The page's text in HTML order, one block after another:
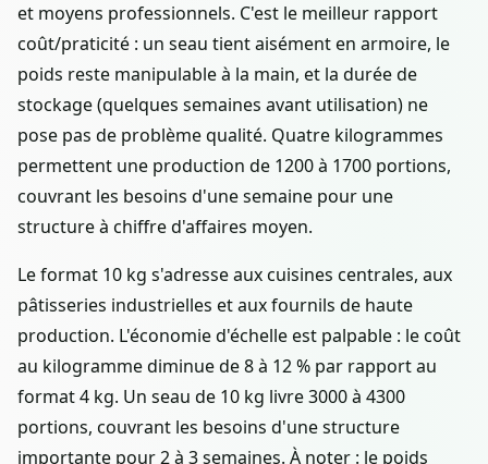
et moyens professionnels. C'est le meilleur rapport
coût/praticité : un seau tient aisément en armoire, le
poids reste manipulable à la main, et la durée de
stockage (quelques semaines avant utilisation) ne
pose pas de problème qualité. Quatre kilogrammes
permettent une production de 1200 à 1700 portions,
couvrant les besoins d'une semaine pour une
structure à chiffre d'affaires moyen.
Le format 10 kg s'adresse aux cuisines centrales, aux
pâtisseries industrielles et aux fournils de haute
production. L'économie d'échelle est palpable : le coût
au kilogramme diminue de 8 à 12 % par rapport au
format 4 kg. Un seau de 10 kg livre 3000 à 4300
portions, couvrant les besoins d'une structure
importante pour 2 à 3 semaines. À noter : le poids